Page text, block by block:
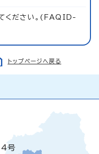
ください。(FAQID-
トップページへ戻る
号